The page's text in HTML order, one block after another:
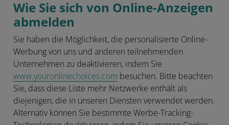
Wie Sie sich von Online-Anzeigen
abmelden
Sie haben die Möglichkeit, die personalisierte Online-
Werbung von uns und anderen teilnehmenden
Unternehmen zu deaktivieren, indem Sie
www.youronlinechoices.com besuchen. Bitte beachten
Sie, dass diese Liste mehr Netzwerke enthält als
diejenigen, die in unseren Diensten verwendet werden.
Alternativ können Sie bestimmte Werbe-Tracking-